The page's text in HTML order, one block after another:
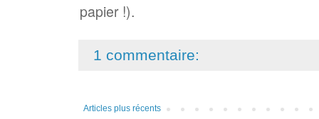
papier !).
1 commentaire:
Articles plus récents